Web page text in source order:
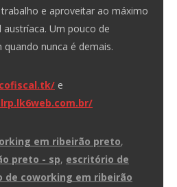
e aproveitar ao máximo
austríaca. Um pouco de
nunca é demais.
e
em ribeirão preto,
preto - sp, escritório de
de coworking em ribeirão